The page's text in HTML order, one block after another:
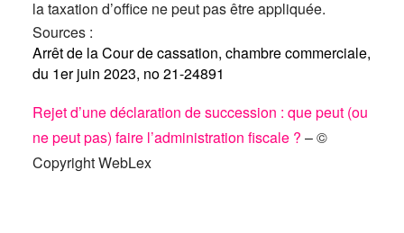
la taxation d’office ne peut pas être appliquée.
Sources :
Arrêt de la Cour de cassation, chambre commerciale,
du 1er juin 2023, no 21-24891
Rejet d’une déclaration de succession : que peut (ou
ne peut pas) faire l’administration fiscale ? – ©
Copyright WebLex